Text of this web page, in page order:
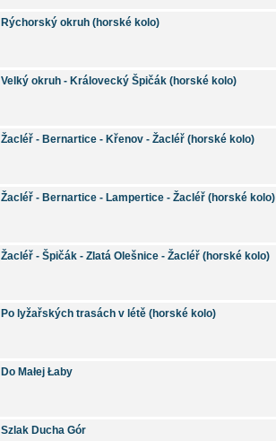
Rýchorský okruh (horské kolo)
Velký okruh - Královecký Špičák (horské kolo)
Žacléř - Bernartice - Křenov - Žacléř (horské kolo)
Žacléř - Bernartice - Lampertice - Žacléř (horské kolo)
Žacléř - Špičák - Zlatá Olešnice - Žacléř (horské kolo)
Po lyžařských trasách v létě (horské kolo)
Do Małej Łaby
Szlak Ducha Gór